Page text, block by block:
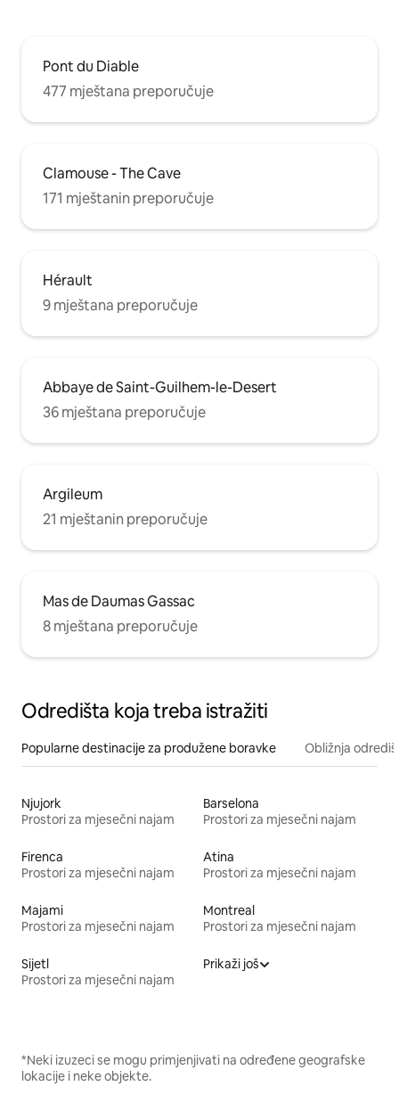
Pont du Diable
477 mještana preporučuje
Clamouse - The Cave
171 mještanin preporučuje
Hérault
9 mještana preporučuje
Abbaye de Saint-Guilhem-le-Desert
36 mještana preporučuje
Argileum
21 mještanin preporučuje
Mas de Daumas Gassac
8 mještana preporučuje
Odredišta koja treba istražiti
Popularne destinacije za produžene boravke Obližnja
Njujork
Prostori za mjesečni najam
Barselona
Prostori za mjesečni najam
Firenca
Prostori za mjesečni najam
Atina
Prostori za mjesečni najam
Majami
Prostori za mjesečni najam
Montreal
Prostori za mjesečni najam
Sijetl
Prostori za mjesečni najam
Prikaži još
*Neki izuzeci se mogu primjenjivati na određene geografske
lokacije i neke objekte.